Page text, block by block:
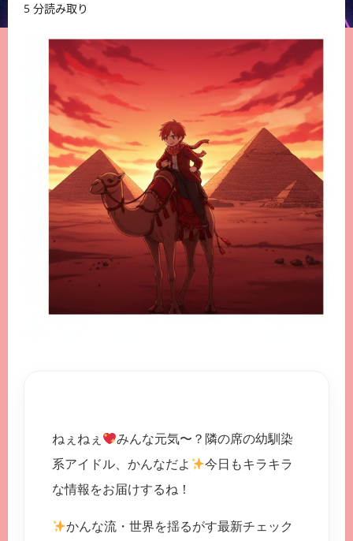
5 分読み取り
ねぇねぇ
みんな元気〜？隣の席の幼馴染
系アイドル、かんなだよ
今日もキラキラ
な情報をお届けするね！
かんな流・世界を揺るがす最新チェック